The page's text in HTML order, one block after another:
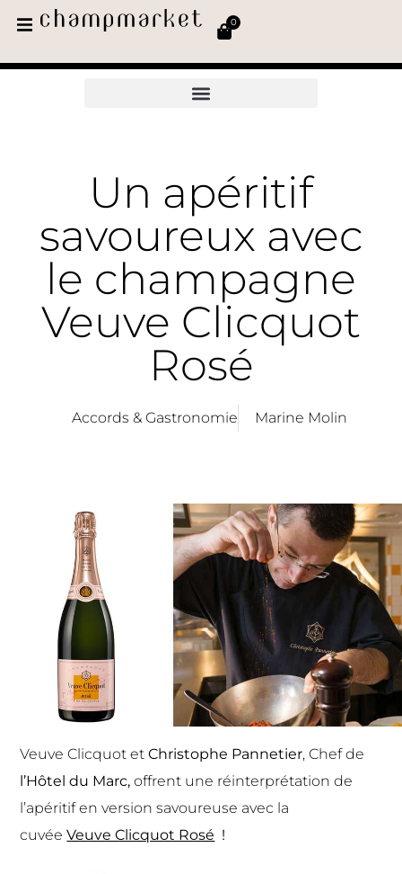
0
Un apéritif
savoureux avec
le champagne
Veuve Clicquot
Rosé
Accords & Gastronomie Marine Molin
Veuve Clicquot etChristophe Pannetier, Chef de
l’Hôtel du Marc,offrent une réinterprétation de
l’apéritif en version savoureuse avec la
cuvéeVeuve Clicquot Rosé !